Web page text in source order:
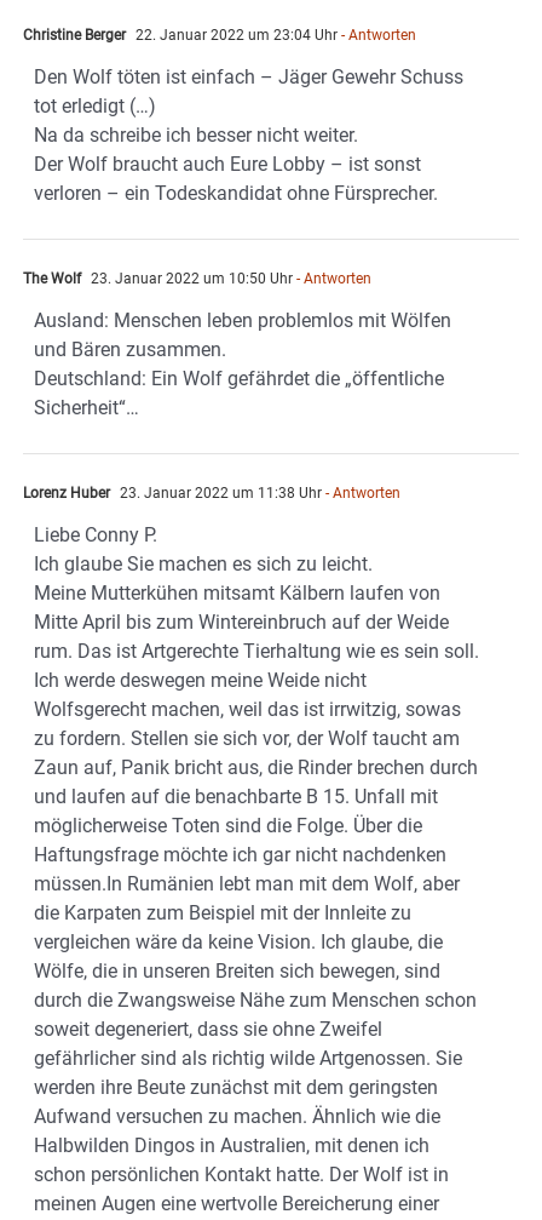
Christine Berger 22. Januar 2022 um 23:04 Uhr - Antworten
Den Wolf töten ist einfach – Jäger Gewehr Schuss
tot erledigt (…)
Na da schreibe ich besser nicht weiter.
Der Wolf braucht auch Eure Lobby – ist sonst
verloren – ein Todeskandidat ohne Fürsprecher.
The Wolf 23. Januar 2022 um 10:50 Uhr - Antworten
Ausland: Menschen leben problemlos mit Wölfen
und Bären zusammen.
Deutschland: Ein Wolf gefährdet die „öffentliche
Sicherheit“…
Lorenz Huber 23. Januar 2022 um 11:38 Uhr - Antworten
Liebe Conny P.
Ich glaube Sie machen es sich zu leicht.
Meine Mutterkühen mitsamt Kälbern laufen von
Mitte April bis zum Wintereinbruch auf der Weide
rum. Das ist Artgerechte Tierhaltung wie es sein soll.
Ich werde deswegen meine Weide nicht
Wolfsgerecht machen, weil das ist irrwitzig, sowas
zu fordern. Stellen sie sich vor, der Wolf taucht am
Zaun auf, Panik bricht aus, die Rinder brechen durch
und laufen auf die benachbarte B 15. Unfall mit
möglicherweise Toten sind die Folge. Über die
Haftungsfrage möchte ich gar nicht nachdenken
müssen.In Rumänien lebt man mit dem Wolf, aber
die Karpaten zum Beispiel mit der Innleite zu
vergleichen wäre da keine Vision. Ich glaube, die
Wölfe, die in unseren Breiten sich bewegen, sind
durch die Zwangsweise Nähe zum Menschen schon
soweit degeneriert, dass sie ohne Zweifel
gefährlicher sind als richtig wilde Artgenossen. Sie
werden ihre Beute zunächst mit dem geringsten
Aufwand versuchen zu machen. Ähnlich wie die
Halbwilden Dingos in Australien, mit denen ich
schon persönlichen Kontakt hatte. Der Wolf ist in
meinen Augen eine wertvolle Bereicherung einer